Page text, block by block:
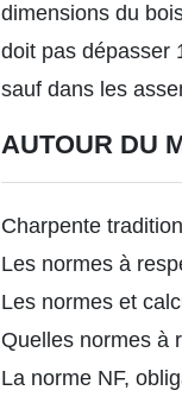
dimensions du
doit pas dépasser
sauf dans les
AUTOUR DU
Charpente
Les normes à
Les normes et
Quelles normes à
La norme NF,